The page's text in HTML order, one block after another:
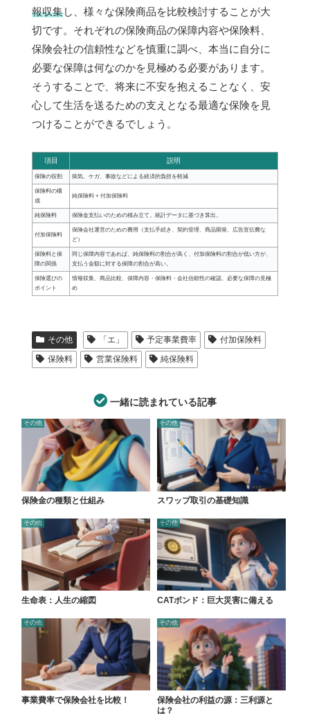
報収集し、様々な保険商品を比較検討することが大
切です。それぞれの保険商品の保障内容や保険料、
保険会社の信頼性などを慎重に調べ、本当に自分に
必要な保障は何なのかを見極める必要があります。
そうすることで、将来に不安を抱えることなく、安
心して生活を送るための支えとなる最適な保険を見
つけることができるでしょう。
項目 説明
保険の役割 病気、ケガ、事故などによる経済的負担を軽減
保険料の構
成
純保険料 + 付加保険料
純保険料 保険金支払いのための積み立て。統計データに基づき算出。
付加保険料
保険会社運営のための費用（支払手続き、契約管理、商品開発、広告宣伝費な
ど）
保険料と保
障の関係
同じ保障内容であれば、純保険料の割合が高く、付加保険料の割合が低い方が、
支払う金額に対する保障の割合が高い。
保険選びの
ポイント
情報収集、商品比較、保障内容・保険料・会社信頼性の確認、必要な保障の見極
め
その他 「エ」 予定事業費率
付加保険料
保険料
営業保険料 純保険料
一緒に読まれている記事
その他
保険金の種類と仕組み
その他
スワップ取引の基礎知識
その他
生命表：人生の縮図
その他
CATボンド：巨大災害に備える
その他
事業費率で保険会社を比較！
その他
保険会社の利益の源：三利源と
は？